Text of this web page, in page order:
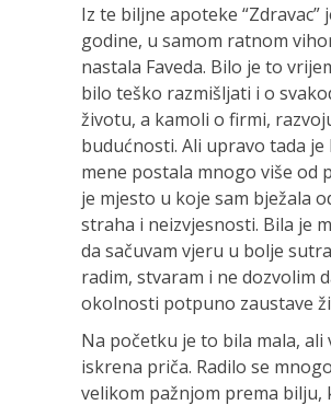
Iz te biljne apoteke “Zdravac”
godine, u samom ratnom
nastala Faveda. Bilo je to
bilo teško razmišljati i o
životu, a kamoli o firmi,
budućnosti. Ali upravo tada je
mene postala mnogo više od
je mjesto u koje sam bježala
straha i neizvjesnosti. Bila je
da sačuvam vjeru u bolje
radim, stvaram i ne dozvolim
okolnosti potpuno zaustave
Na početku je to bila mala, ali
iskrena priča. Radilo se
velikom pažnjom prema bilju,